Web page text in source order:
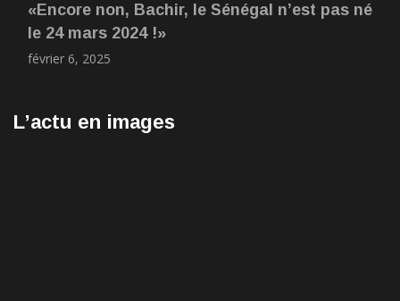
«Encore non, Bachir, le Sénégal n’est pas né
le 24 mars 2024 !»
février 6, 2025
L’actu en images